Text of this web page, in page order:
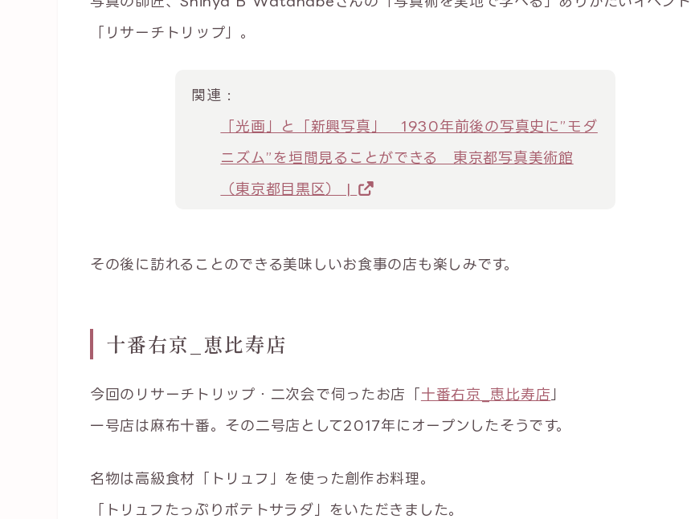
「リサーチトリップ」。
関連 :
「光画」と「新興写真」 1930年前後の写真史に”モダ
ニズム”を垣間見ることができる 東京都写真美術館
（東京都目黒区） |
その後に訪れることのできる美味しいお食事の店も楽しみです。
十番右京_恵比寿店
今回のリサーチトリップ・二次会で伺ったお店「 十番右京_恵比寿店
一号店は麻布十番。その二号店として2017年にオープンしたそうです。
名物は高級食材「トリュフ」を使った創作お料理。
「トリュフたっぷりポテトサラダ」をいただきました。